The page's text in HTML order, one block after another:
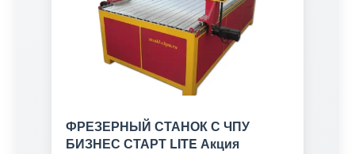
ФРЕЗЕРНЫЙ СТАНОК С ЧПУ
БИЗНЕС СТАРТ LITE Акция